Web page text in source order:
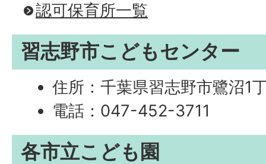
認可保育所一覧
習志野市こどもセンター
住所：千葉県習志野市鷺沼1
電話：047-452-3711
各市立こども園